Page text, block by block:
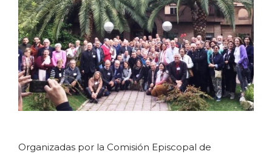
Organizadas por la Comisión Episcopal de